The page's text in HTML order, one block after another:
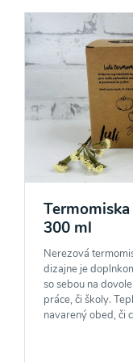
300 ml
Nerezová
dizajne je
so sebou na
práce, či školy.
navarený obed, či
Odber noviniek
Odoslaním registrácie
Ochrane osobných